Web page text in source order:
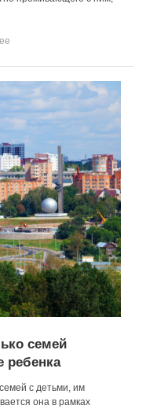
семей
ребенка
с детьми, им
она в рамках